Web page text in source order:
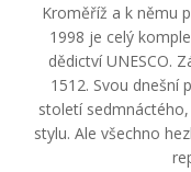
Kroměříž a k němu
1998 je celý
dědictví UNESCO.
1512. Svou dnešní
století
stylu. Ale všechno